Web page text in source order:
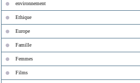
environnement
Ethique
Europe
Famille
Femmes
Films